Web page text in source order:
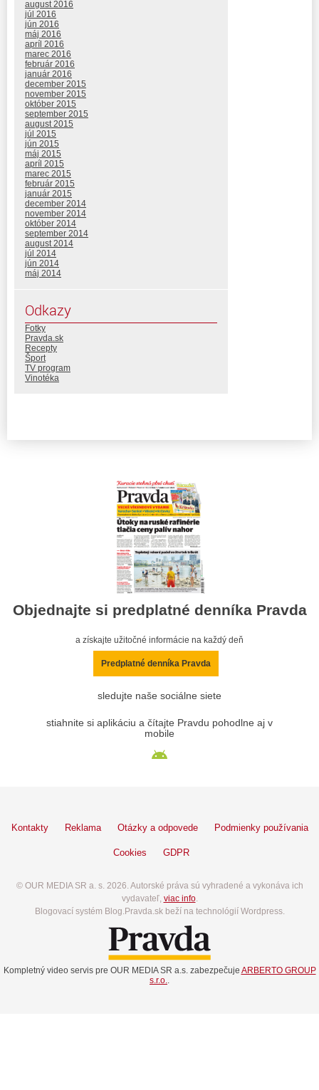
august 2016
júl 2016
jún 2016
máj 2016
apríl 2016
marec 2016
február 2016
január 2016
december 2015
november 2015
október 2015
september 2015
august 2015
júl 2015
jún 2015
máj 2015
apríl 2015
marec 2015
február 2015
január 2015
december 2014
november 2014
október 2014
september 2014
august 2014
júl 2014
jún 2014
máj 2014
Odkazy
Fotky
Pravda.sk
Recepty
Šport
TV program
Vinotéka
Objednajte si predplatné denníka Pravda
a získajte užitočné informácie na každý deň
Predplatné denníka Pravda
sledujte naše sociálne siete
stiahnite si aplikáciu a čítajte Pravdu pohodlne aj v
mobile
Kontakty Reklama Otázky a odpovede Podmienky používania
Cookies GDPR
© OUR MEDIA SR a. s. 2026. Autorské práva sú vyhradené a vykonáva ich
vydavateľ, viac info.
Blogovací systém Blog.Pravda.sk beží na technológií Wordpress.
Kompletný video servis pre OUR MEDIA SR a.s. zabezpečuje ARBERTO GROUP
s.r.o.